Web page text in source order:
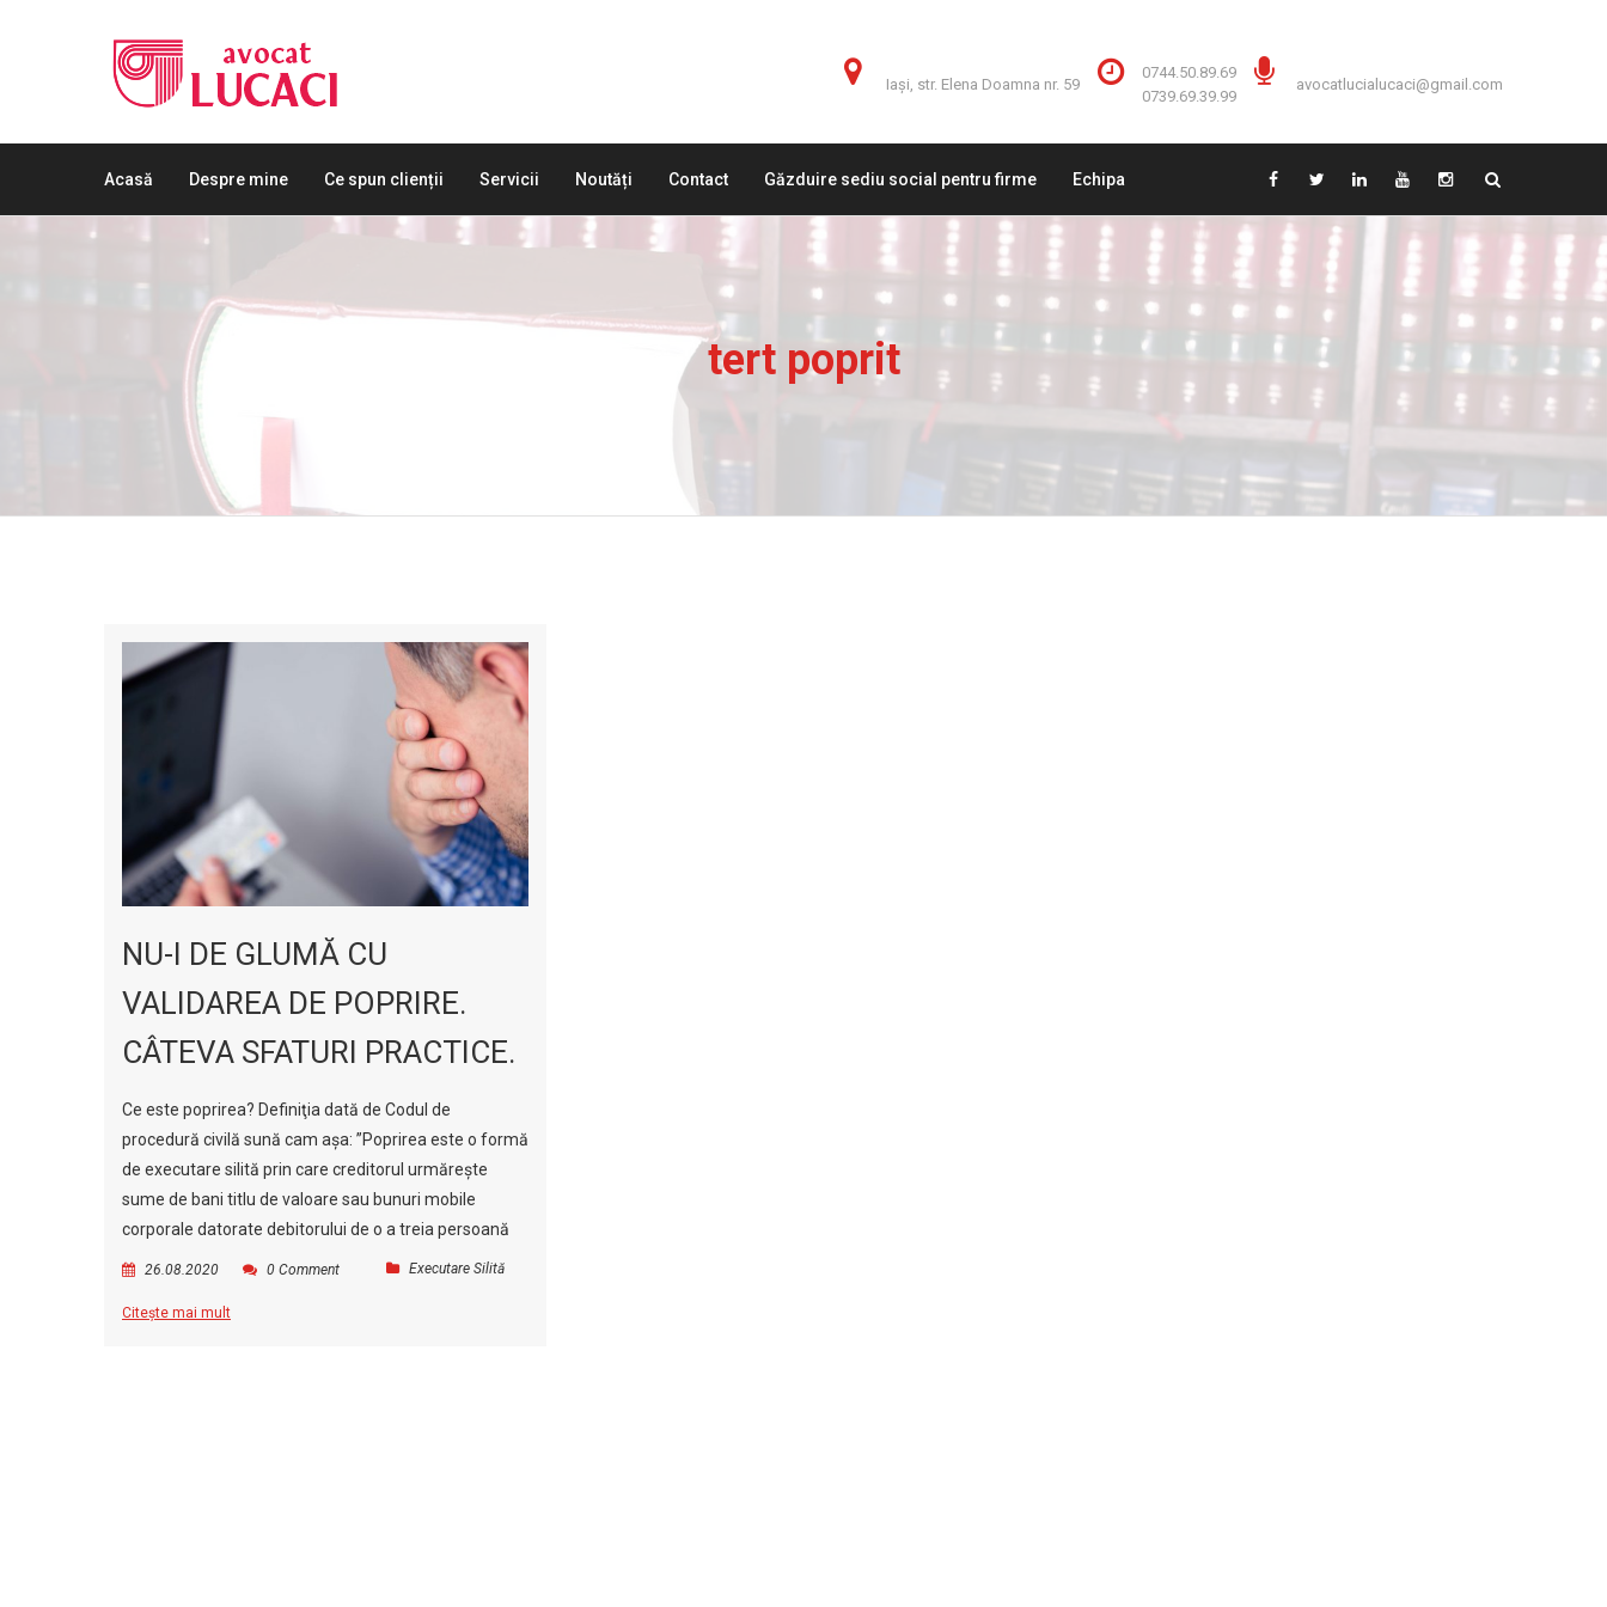
Iaşi, str. Elena Doamna nr. 59
0744.50.89.69
0739.69.39.99
avocatlucialucaci@gmail.com
Acasă Despre mine Ce spun clienții Servicii Noutăți Contact Găzduire sediu social pentru firme Echipa
tert poprit
NU-I DE GLUMĂ CU
VALIDAREA DE POPRIRE.
CÂTEVA SFATURI PRACTICE.
Ce este poprirea? Definiţia dată de Codul de
procedură civilă sună cam aşa: ”Poprirea este o formă
de executare silită prin care creditorul urmăreşte
sume de bani titlu de valoare sau bunuri mobile
corporale datorate debitorului de o a treia persoană
26.08.2020 Executare Silită
0 Comment
Citește mai mult